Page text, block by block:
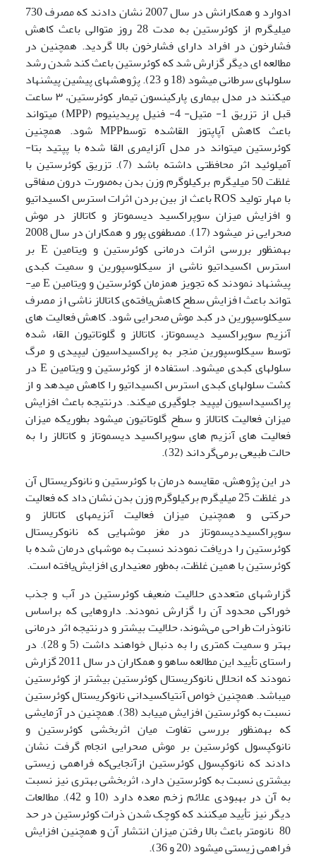
ادوارد و همکارانش در سال 2007 نشان دادند که مصرف 730
میلی­گرم از کوئرستین به مدت 28 روز متوالی باعث کاهش
فشارخون در افراد دارای فشارخون بالا گردید. هم‏چنین در
مطالعه ای دیگر گزارش شد که کوئرستین باعث کند شدن رشد
سلول­های سرطانی می­شود (18 و 23). پژوهش‏های پیشین پیشنهاد
می­کنند در مدل بیماری پارکینسون تیمار کوئرستین، ۳ ساعت
قبل از تزریق 1- متیل- 4- فنیل پریدینیوم (MPP) می‏تواند
باعث کاهش آپاپتوز القاشده توسطMPP شود. هم‏چنین
کوئرستین می­تواند در مدل آلزایمری القا شده با پپتید بتا-
آمیلوئید اثر محافظتی داشته باشد (7). تزریق کوئرستین با
غلظت 50 میلی­گرم برکیلوگرم وزن بدن به‌صورت درون صفاقی
با مهار تولید ROS باعث از بین بردن اثرات استرس اکسیداتیو
و افزایش میزان سوپراکسید دیسموتاز و کاتالاز در موش
صحرایی نر می‏شود (17). مصطفوی پور و همکاران در سال 2008
به‏منظور بررسی اثرات درمانی کوئرستین و ویتامین E بر
استرس اکسیداتیو ناشی از سیکلوسپورین و سمیت کبدی
پیشنهاد نمودند که تجویز همزمان کوئرستین و ویتامین E می­
تواند باعث افزایش سطح کاهش‌یافته‌ی کاتالاز ناشی از مصرف
سیکلوسپورین در کبد موش صحرایی شود. کاهش فعالیت های
آنزیم سوپراکسید دیسموتاز، کاتالاز و گلوتاتیون القاء شده
توسط سیکلوسپورین منجر به پراکسیداسیون لیپیدی و مرگ
سلول­های کبدی می­شود. استفاده از کوئرستین و ویتامین E در
کشت سلول­های کبدی استرس اکسیداتیو را کاهش می­دهد و از
پراکسیداسیون لیپید جلوگیری می­کند. درنتیجه باعث افزایش
میزان فعالیت کاتالاز و سطح گلوتاتیون می‍شود بطوریکه میزان
فعالیت های آنزیم های سوپراکسید دیسموتاز و کاتالاز را به
حالت طبیعی برمی‌گرداند (32).
در این پژوهش، مقایسه درمان با کوئرستین و نانوکریستال آن
در غلظت 25 میلی­گرم برکیلوگرم وزن بدن نشان داد که فعالیت
حرکتی و همچنین میزان فعالیت آنزیم­های کاتالاز و
سوپراکسیددیسموتاز در مغز موش­هایی که نانوکریستال
کوئرستین را دریافت نمودند نسبت به موش­های درمان شده با
کوئرستین با همین غلظت، به‌طور معنی­داری افزایش‌یافته است.
گزارش­های متعددی حلالیت ضعیف کوئرستین در آب و جذب
خوراکی محدود آن را گزارش نمودند. داروهایی که براساس
نانوذرات طراحی می‌شوند، حلالیت بیشتر و درنتیجه اثر درمانی
بهتر و سمیت کمتری را به دنبال خواهند داشت (5 و 28). در
راستای تأیید این مطالعه ساهو و همکاران در سال 2011 گزارش
نمودند که انحلال نانوکریستال کوئرستین بیشتر از کوئرستین
می‏باشد. همچنین خواص آنتی‏اکسیدانی نانوکریستال کوئرستین
نسبت به کوئرستین افزایش می­یابد (38). همچنین در آزمایشی
که به­منظور بررسی تفاوت میان اثربخشی کوئرستین و
نانوکپسول کوئرستین بر موش صحرایی انجام گرفت نشان
دادند که نانوکپسول کوئرستین ازآنجایی‌که فراهمی زیستی
بیشتری نسبت به کوئرستین دارد، اثربخشی بهتری نیز نسبت
به آن در بهبودی علائم زخم معده دارد (10 و 42). مطالعات
دیگر نیز تأیید می­کنند که کوچک شدن ذرات کوئرستین در حد
80 نانومتر باعث بالا رفتن میزان انتشار آن و هم­چنین افزایش
فراهمی زیستی می­شود (20 و 36).